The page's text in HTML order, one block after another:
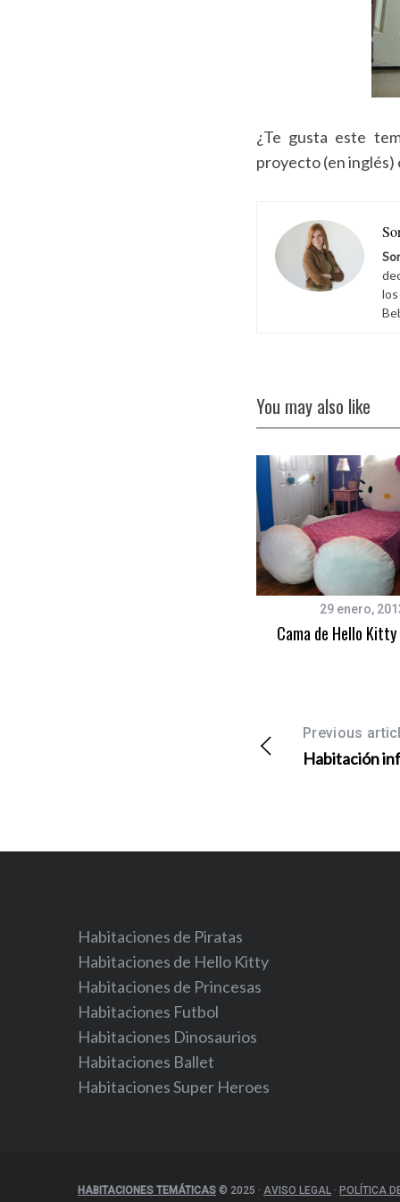
¿Te gusta este
proyecto (en inglés)
You may also like
29 enero,
Cama de Hello
Previous
Habitación
Habitaciones de Piratas
Habitaciones de Hello Kitty
Habitaciones de Princesas
Habitaciones Futbol
Habitaciones Dinosaurios
Habitaciones Ballet
Habitaciones Super Heroes
HABITACIONES TEMÁTICAS © 2025 · AVISO LEGAL · POLÍTICA